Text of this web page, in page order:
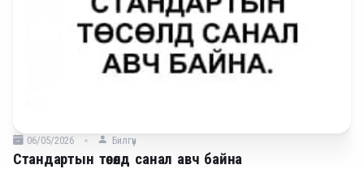
06/05/2026 Билгүүн
Стандартын төсөлд санал авч байна